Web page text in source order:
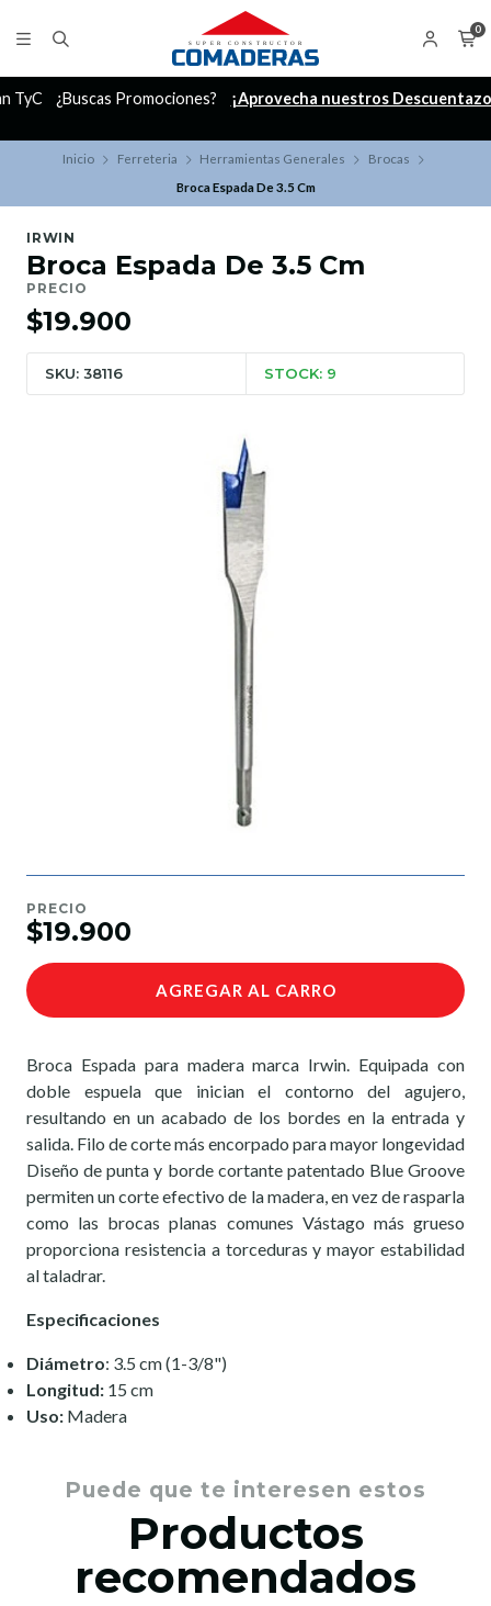
0
¿Buscas Promociones? ¡Aprovecha nuestros Descuentazos!
Inicio Ferreteria Herramientas Generales
Brocas
Broca Espada De 3.5 Cm
IRWIN
Broca Espada De 3.5 Cm
PRECIO
$19.900
SKU: 38116 STOCK: 9
PRECIO
$19.900
AGREGAR AL CARRO
Broca Espada para madera marca Irwin. Equipada con
doble espuela que inician el contorno del agujero,
resultando en un acabado de los bordes en la entrada y
salida. Filo de corte más encorpado para mayor longevidad
Diseño de punta y borde cortante patentado Blue Groove
permiten un corte efectivo de la madera, en vez de rasparla
como las brocas planas comunes Vástago más grueso
proporciona resistencia a torceduras y mayor estabilidad
al taladrar.
Especificaciones
Diámetro: 3.5 cm (1-3/8")
Longitud: 15 cm
Uso: Madera
Puede que te interesen estos
Productos
recomendados